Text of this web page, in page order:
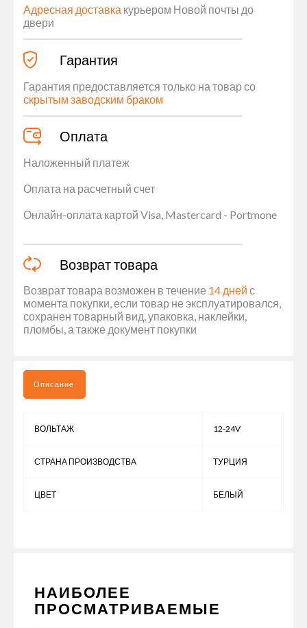
Адресная доставка курьером Новой почты до
двери
Гарантия
Гарантия предоставляется только на товар со
скрытым заводским браком
Оплата
Наложенный платеж
Оплата на расчетный счет
Онлайн-оплата картой Visa, Mastercard - Portmone
Возврат товара
Возврат товара возможен в течение 14 дней с
момента покупки, если товар не эксплуатировался,
сохранен товарный вид, упаковка, наклейки,
пломбы, а также документ покупки
Описание
ВОЛЬТАЖ 12-24V
СТРАНА ПРОИЗВОДСТВА ТУРЦИЯ
ЦВЕТ БЕЛЫЙ
НАИБОЛЕЕ
ПРОСМАТРИВАЕМЫЕ